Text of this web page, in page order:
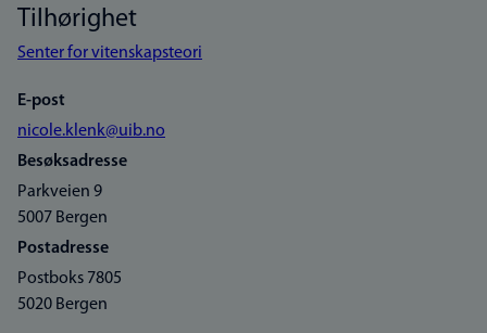
Tilhørighet
Senter for vitenskapsteori
E-post
nicole.klenk@uib.no
Besøksadresse
Parkveien 9
5007 Bergen
Postadresse
Postboks 7805
5020 Bergen